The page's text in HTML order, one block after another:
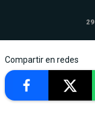
Compartir en redes